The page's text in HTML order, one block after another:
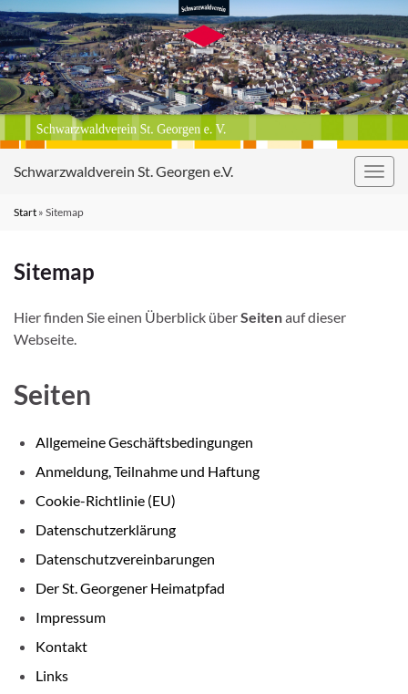
Schwarzwaldverein St. Georgen e.V.
Start » Sitemap
Sitemap
Hier finden Sie einen Überblick überSeitenauf dieser
Webseite.
Seiten
Allgemeine Geschäftsbedingungen
Anmeldung, Teilnahme und Haftung
Cookie-Richtlinie (EU)
Datenschutzerklärung
Datenschutzvereinbarungen
Der St. Georgener Heimatpfad
Impressum
Kontakt
Links